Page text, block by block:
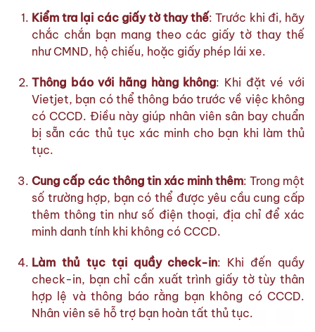
Kiểm tra lại các giấy tờ thay thế: Trước khi đi, hãy
chắc chắn bạn mang theo các giấy tờ thay thế
như CMND, hộ chiếu, hoặc giấy phép lái xe.
Thông báo với hãng hàng không: Khi đặt vé với
Vietjet, bạn có thể thông báo trước về việc không
có CCCD. Điều này giúp nhân viên sân bay chuẩn
bị sẵn các thủ tục xác minh cho bạn khi làm thủ
tục.
Cung cấp các thông tin xác minh thêm: Trong một
số trường hợp, bạn có thể được yêu cầu cung cấp
thêm thông tin như số điện thoại, địa chỉ để xác
minh danh tính khi không có CCCD.
Làm thủ tục tại quầy check-in: Khi đến quầy
check-in, bạn chỉ cần xuất trình giấy tờ tùy thân
hợp lệ và thông báo rằng bạn không có CCCD.
Nhân viên sẽ hỗ trợ bạn hoàn tất thủ tục.